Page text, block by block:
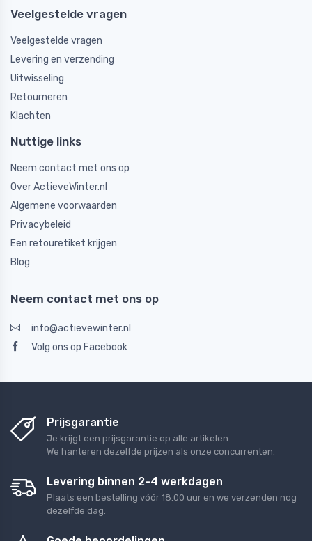
Veelgestelde vragen
Veelgestelde vragen
Levering en verzending
Uitwisseling
Retourneren
Klachten
Nuttige links
Neem contact met ons op
Over ActieveWinter.nl
Algemene voorwaarden
Privacybeleid
Een retouretiket krijgen
Blog
Neem contact met ons op
info@actievewinter.nl
Volg ons op Facebook
Prijsgarantie
Je krijgt een prijsgarantie op alle artikelen.
We hanteren dezelfde prijzen als onze concurrenten.
Levering binnen 2-4 werkdagen
Plaats een bestelling vóór 18.00 uur en we verzenden nog
dezelfde dag.